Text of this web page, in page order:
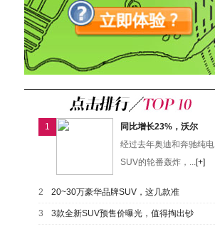
1
同比增长23%，沃尔
经过去年奥迪和奔驰纯电
SUV的轮番轰炸，...[+]
2 20~30万豪华品牌SUV，这几款准
3 3款全新SUV预售价曝光，值得掏出钞